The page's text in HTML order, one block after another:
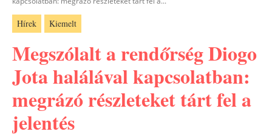
Hírek Kiemelt
Megszólalt a rendőrség Diogo
Jota halálával kapcsolatban:
megrázó részleteket tárt fel a
jelentés